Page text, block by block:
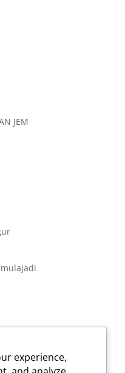
JEM
experience,